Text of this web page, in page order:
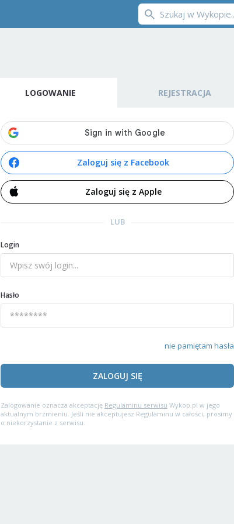
LOGOWANIE REJESTRACJA
Zaloguj się z Facebook
Zaloguj się z Apple
LUB
Login
Hasło
nie pamiętam hasła
ZALOGUJ SIĘ
Zalogowanie oznacza akceptację Regulaminu serwisu Wykop.pl w jego
aktualnym brzmieniu. Jeśli nie akceptujesz Regulaminu w całości, prosimy
o niekorzystanie z serwisu.